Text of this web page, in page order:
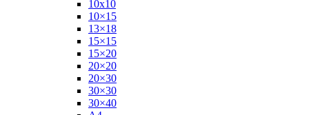
10х10
10×15
13×18
15×15
15×20
20×20
20×30
30×30
30×40